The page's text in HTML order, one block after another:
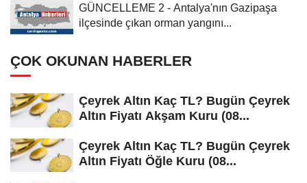
GÜNCELLEME 2 - Antalya'nın Gazipaşa
ilçesinde çıkan orman yangını...
ÇOK OKUNAN HABERLER
Çeyrek Altın Kaç TL? Bugün Çeyrek
Altın Fiyatı Akşam Kuru (08...
Çeyrek Altın Kaç TL? Bugün Çeyrek
Altın Fiyatı Öğle Kuru (08...